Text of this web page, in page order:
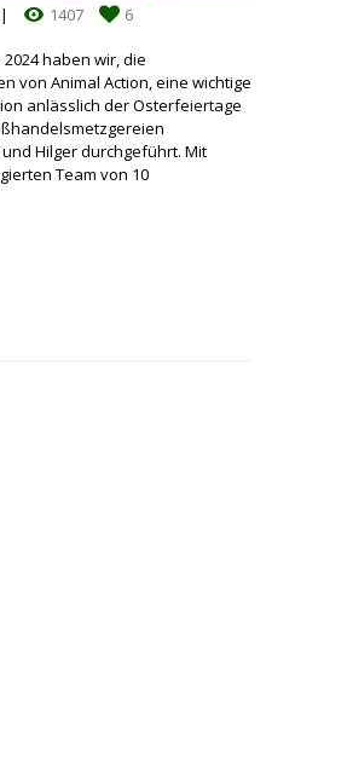
1407 6
2024 haben wir, die
von Animal Action, eine wichtige
anlässlich der Osterfeiertage
Hilger durchgeführt. Mit
Team von 10